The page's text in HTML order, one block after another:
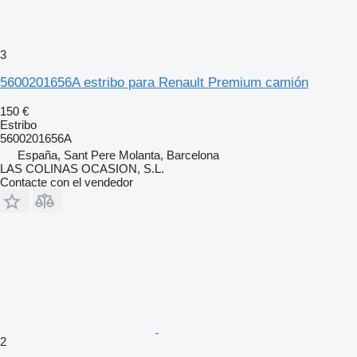
3
5600201656A estribo para Renault Premium camión
150 €
Estribo
5600201656A
España, Sant Pere Molanta, Barcelona
LAS COLINAS OCASION, S.L.
Contacte con el vendedor
2